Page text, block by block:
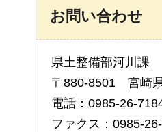
お問い合わせ
県土整備部河川課
〒880-8501 宮崎
電話：0985-26-
ファクス：0985-